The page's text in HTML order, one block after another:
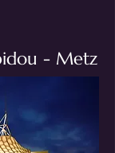
- Metz